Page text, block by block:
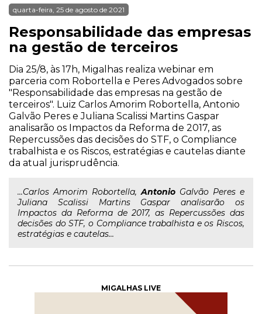
quarta-feira, 25 de agosto de 2021
Responsabilidade das empresas
na gestão de terceiros
Dia 25/8, às 17h, Migalhas realiza webinar em
parceria com Robortella e Peres Advogados sobre
"Responsabilidade das empresas na gestão de
terceiros". Luiz Carlos Amorim Robortella, Antonio
Galvão Peres e Juliana Scalissi Martins Gaspar
analisarão os Impactos da Reforma de 2017, as
Repercussões das decisões do STF, o Compliance
trabalhista e os Riscos, estratégias e cautelas diante
da atual jurisprudência.
...Carlos Amorim Robortella,Antonio Galvão Peres e
Juliana Scalissi Martins Gaspar analisarão os
Impactos da Reforma de 2017, as Repercussões das
decisões do STF, o Compliance trabalhista e os Riscos,
estratégias e cautelas...
MIGALHAS LIVE